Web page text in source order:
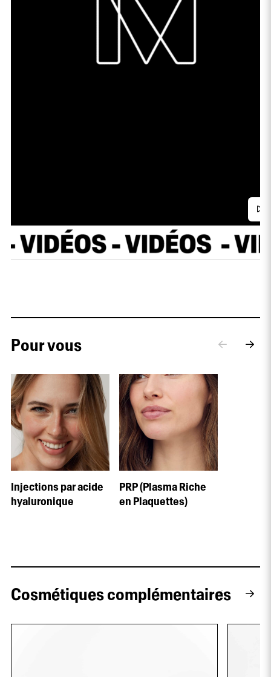
Pour vous
Injections par acide
hyaluronique
PRP (Plasma Riche
en Plaquettes)
Cosmétiques complémentaires